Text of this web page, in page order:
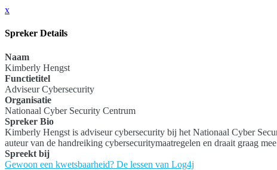
x
Spreker Details
Naam
Kimberly Hengst
Functietitel
Adviseur Cybersecurity
Organisatie
Nationaal Cyber Security Centrum
Spreker Bio
Kimberly Hengst is adviseur cybersecurity bij het Nationaal Cyber
auteur van de handreiking cybersecuritymaatregelen en draait graag
Spreekt bij
Gewoon een kwetsbaarheid? De lessen van Log4j